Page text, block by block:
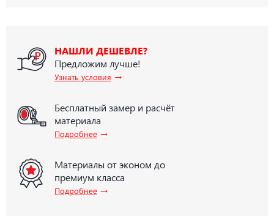
НАШЛИ ДЕШЕВЛЕ?
Предложим лучше!
Узнать условия →
Бесплатный замер и расчёт
материала
Подробнее →
Материалы от эконом до
премиум класса
Подробнее →